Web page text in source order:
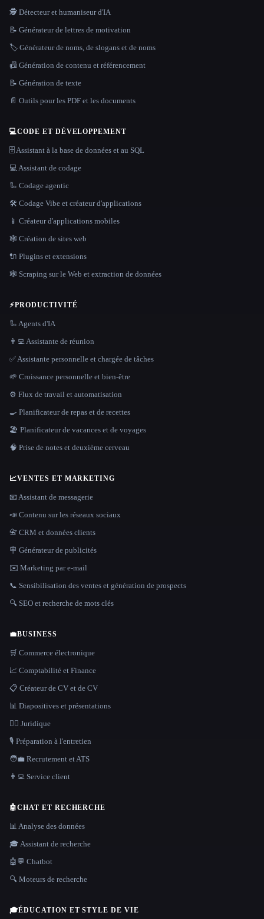
🕵️ Détecteur et humaniseur d'IA
📝 Générateur de lettres de motivation
🏷️ Générateur de noms, de slogans et de noms
📠 Génération de contenu et référencement
📝 Génération de texte
📄 Outils pour les PDF et les documents
💻CODE ET DÉVELOPPEMENT
🗄️ Assistant à la base de données et au SQL
💻 Assistant de codage
🦾 Codage agentic
🛠️ Codage Vibe et créateur d'applications
📱 Créateur d'applications mobiles
🕸 Création de sites web
🔌 Plugins et extensions
🕸️ Scraping sur le Web et extraction de données
⚡PRODUCTIVITÉ
🦾 Agents d'IA
👨‍💻 Assistante de réunion
✅ Assistante personnelle et chargée de tâches
🌱 Croissance personnelle et bien-être
⚙️ Flux de travail et automatisation
🍳 Planificateur de repas et de recettes
🏖 Planificateur de vacances et de voyages
🧠 Prise de notes et deuxième cerveau
📈VENTES ET MARKETING
📧 Assistant de messagerie
📣 Contenu sur les réseaux sociaux
📇 CRM et données clients
🪧 Générateur de publicités
✉️ Marketing par e-mail
📞 Sensibilisation des ventes et génération de prospects
🔍 SEO et recherche de mots clés
💼BUSINESS
🛒 Commerce électronique
📈 Comptabilité et Finance
📋 Créateur de CV et de CV
📊 Diapositives et présentations
👩‍⚖️ Juridique
🎙️ Préparation à l'entretien
🧑‍💼 Recrutement et ATS
👨‍💻 Service client
🤖CHAT ET RECHERCHE
📊 Analyse des données
🎓 Assistant de recherche
🤖💬 Chatbot
🔍 Moteurs de recherche
🎓ÉDUCATION ET STYLE DE VIE